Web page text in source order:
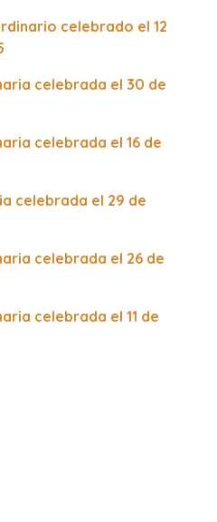
celebrado el 12
celebrada el 30 de
celebrada el 16 de
celebrada el 29 de
celebrada el 26 de
celebrada el 11 de